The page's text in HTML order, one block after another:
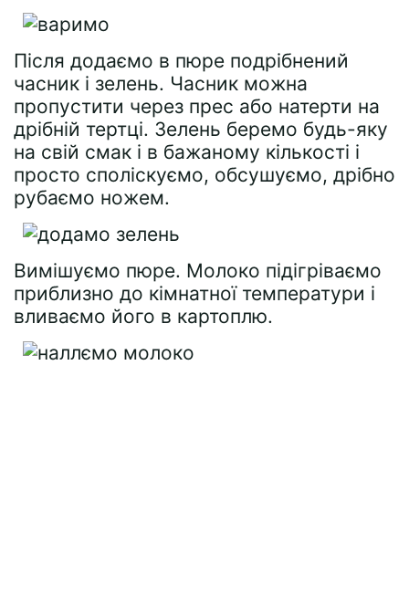
Після додаємо в пюре подрібнений
часник і зелень. Часник можна
пропустити через прес або натерти на
дрібній тертці. Зелень беремо будь-яку
на свій смак і в бажаному кількості і
просто споліскуємо, обсушуємо, дрібно
рубаємо ножем.
Вимішуємо пюре. Молоко підігріваємо
приблизно до кімнатної температури і
вливаємо його в картоплю.